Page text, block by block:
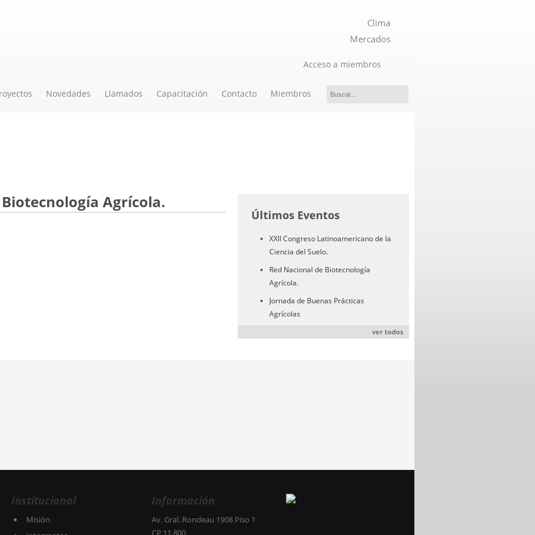
Clima
Mercados
Acceso a miembros
Novedades Llamados Capacitación Contacto Miembros
Agrícola.
Últimos Eventos
XXII Congreso Latinoamericano de la
Ciencia del Suelo.
Red Nacional de Biotecnología
Agrícola.
Jornada de Buenas Prácticas
Agrícolas
ver todos
Institucional
Misión
Información
Av. Gral. Rondeau 1908 Piso 1
CP 11.800